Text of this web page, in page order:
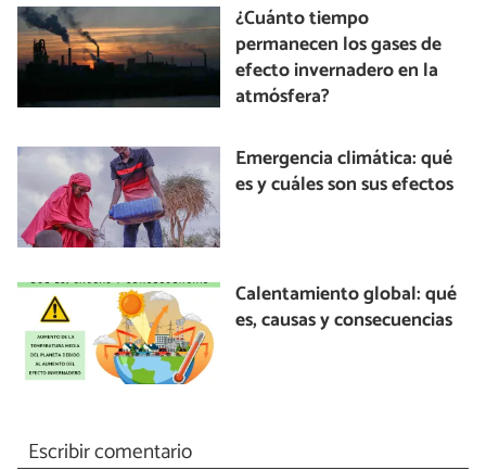
¿Cuánto tiempo
permanecen los gases de
efecto invernadero en la
atmósfera?
Emergencia climática: qué
es y cuáles son sus efectos
Calentamiento global: qué
es, causas y consecuencias
Escribir comentario